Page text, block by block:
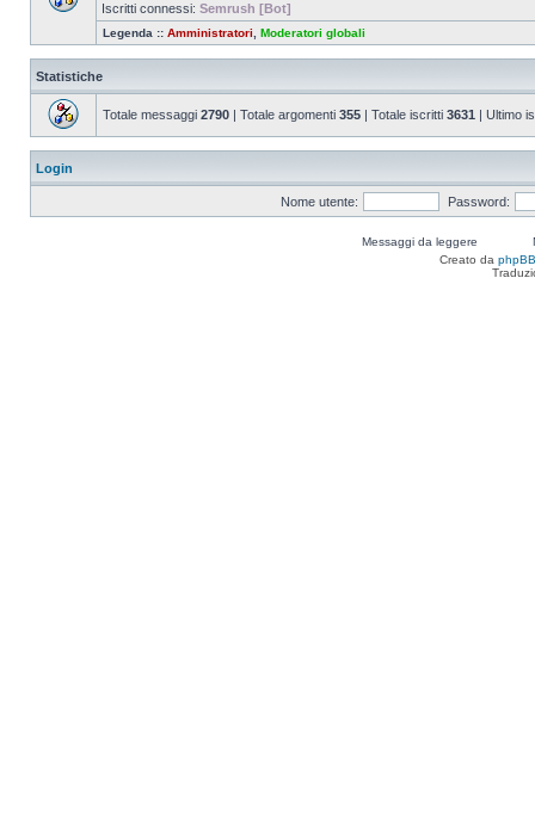
Iscritti connessi: Semrush [Bot]
Legenda :: Amministratori Moderatori globali
Statistiche
Totale messaggi 2790 | Totale argomenti 355 | Totale iscritti 3631 | Ultimo
Login
Nome utente: Password:
Messaggi da leggere
Creato da phpBB